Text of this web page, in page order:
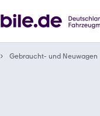
Gebraucht- und Neuwagen